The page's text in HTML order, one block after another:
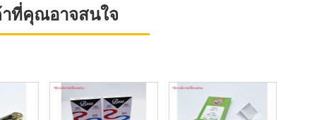
ที่คุณอาจสนใจ